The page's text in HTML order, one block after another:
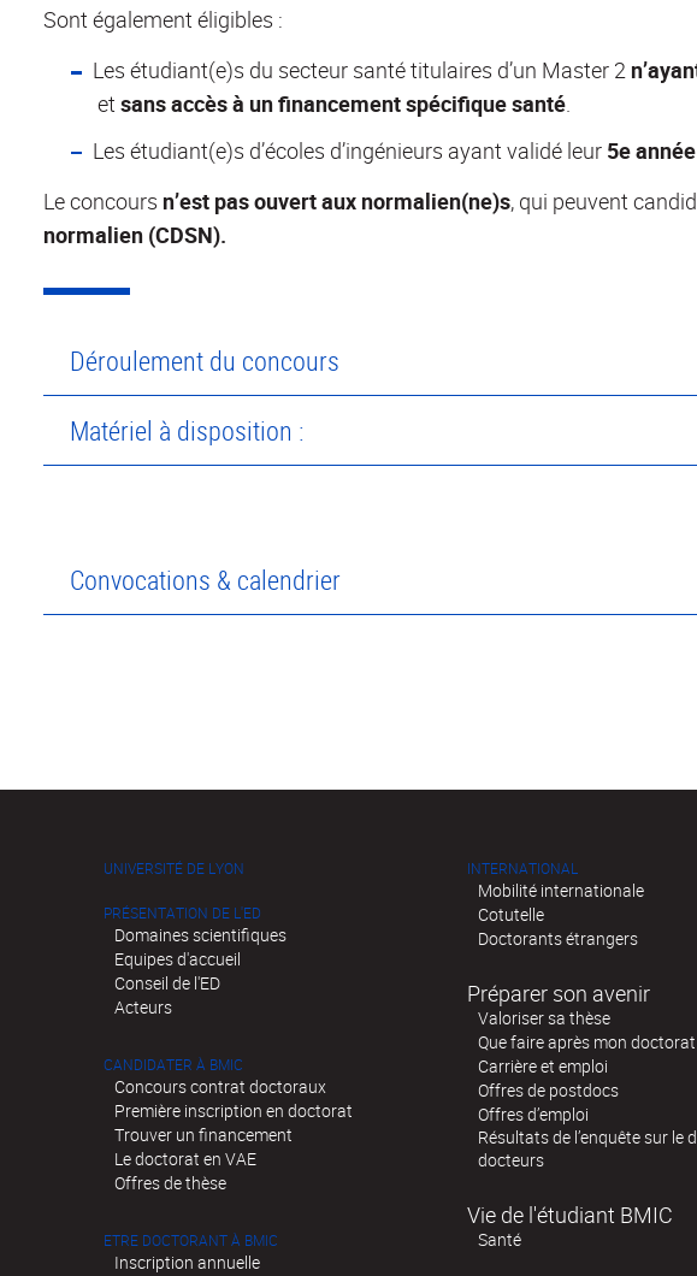
Sont également éligibles :
Les étudiant(e)s du secteur santé titulaires d’un Master 2
et sans accès à un financement spécifique santé.
Les étudiant(e)s d’écoles d’ingénieurs ayant validé leur 5e
Le concours n’est pas ouvert aux normalien(ne)s, qui peuvent
normalien (CDSN).
Déroulement du concours
Matériel à disposition :
Convocations & calendrier
UNIVERSITÉ DE LYON
PRÉSENTATION DE L'ED
Domaines scientifiques
Equipes d'accueil
Conseil de l'ED
Acteurs
CANDIDATER À BMIC
Concours contrat doctoraux
Première inscription en doctorat
Trouver un financement
Le doctorat en VAE
Offres de thèse
ETRE DOCTORANT À BMIC
Inscription annuelle
INTERNATIONAL
Mobilité internationale
Cotutelle
Doctorants étrangers
Préparer son avenir
Valoriser sa thèse
Que faire après mon doctorat
Carrière et emploi
Offres de postdocs
Offres d’emploi
Résultats de l’enquête sur le
docteurs
Vie de l'étudiant BMIC
Santé